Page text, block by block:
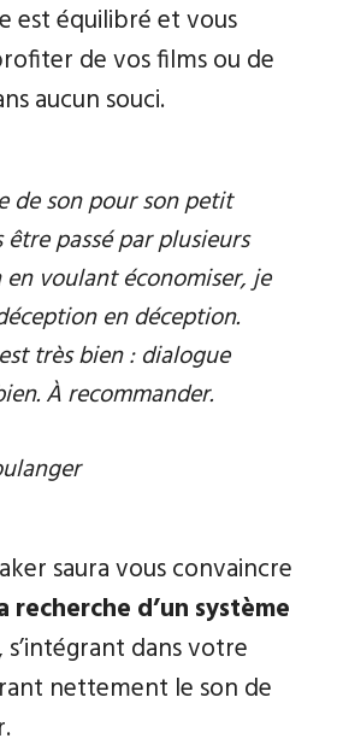
est équilibré et vous
de vos films ou de
aucun souci.
de son pour son petit
passé par plusieurs
en voulant économiser, je
en déception.
très bien : dialogue
À recommander.
saura vous convaincre
recherche d’un système
s’intégrant dans votre
nettement le son de